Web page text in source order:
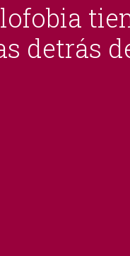
detrás